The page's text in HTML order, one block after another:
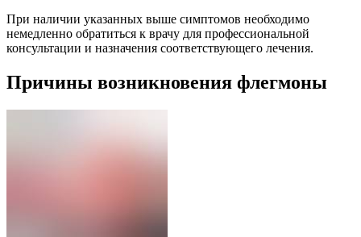
При наличии указанных выше симптомов необходимо
немедленно обратиться к врачу для профессиональной
консультации и назначения соответствующего лечения.
Причины возникновения флегмоны